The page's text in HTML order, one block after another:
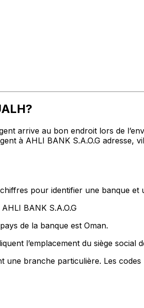
arrive au bon endroit lors de
à AHLI BANK S.A.O.G
pour identifier une banque et
BANK S.A.O.G
de la banque est Oman.
l’emplacement du siège social
une branche particulière. Les